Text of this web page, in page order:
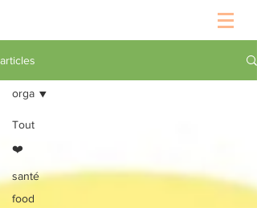
articles
Tout
❤️
santé
food
orga